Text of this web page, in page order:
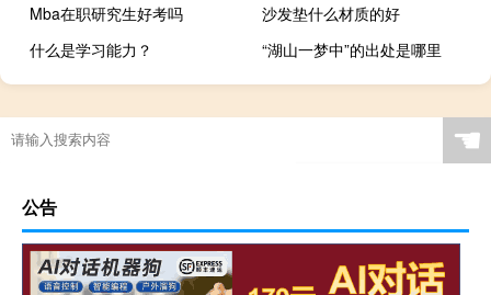
Mba在职研究生好考吗
沙发垫什么材质的好
什么是学习能力？
“湖山一梦中”的出处是哪里
☚
公告